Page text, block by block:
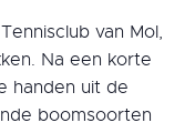
van Mol,
Na een korte
handen uit de
boomsoorten